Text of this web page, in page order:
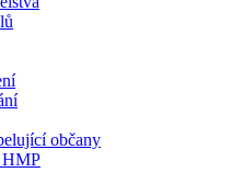
občany
HMP